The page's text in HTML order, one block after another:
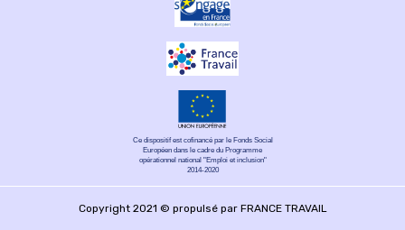
Ce dispositif est cofinancé par le Fonds Social
Européen dans le cadre du Programme
opérationnel national "Emploi et inclusion"
2014-2020
Copyright 2021 © propulsé par FRANCE TRAVAIL